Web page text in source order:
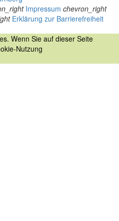
Impressum chevron_right
Erklärung zur Barrierefreiheit
Wenn Sie auf dieser Seite
Nutzung